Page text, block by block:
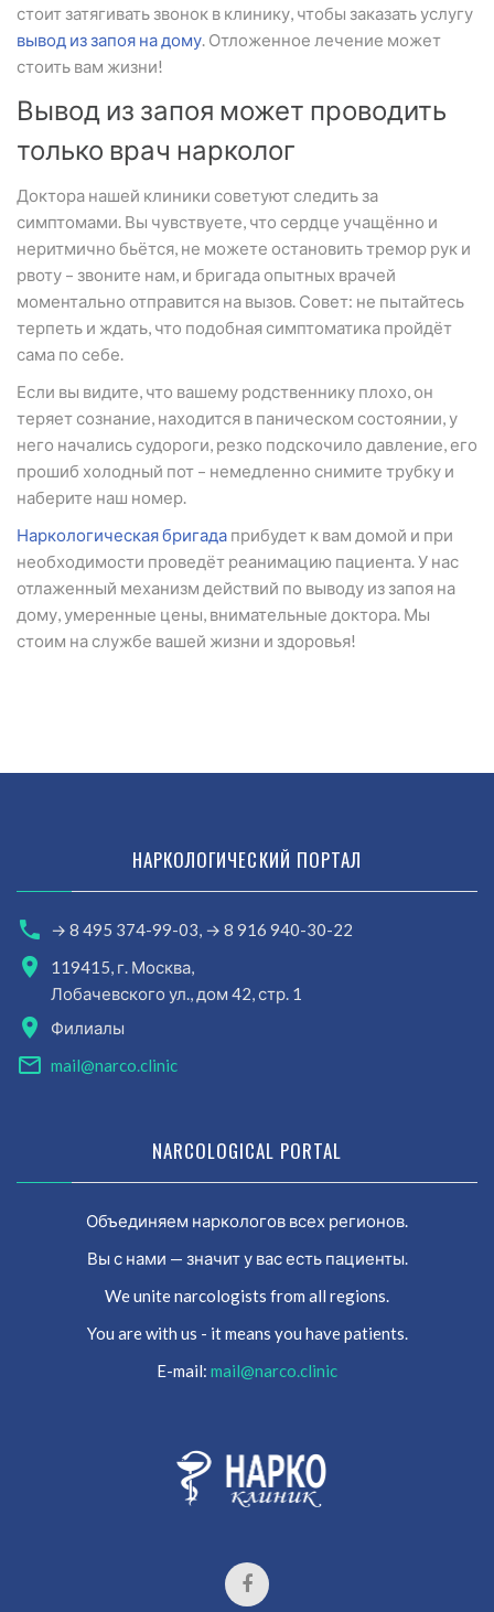
стоит затягивать звонок в клинику, чтобы заказать услугу
вывод из запоя на дому. Отложенное лечение может
стоить вам жизни!
Вывод из запоя может проводить
только врач нарколог
Доктора нашей клиники советуют следить за
симптомами. Вы чувствуете, что сердце учащённо и
неритмично бьётся, не можете остановить тремор рук и
рвоту – звоните нам, и бригада опытных врачей
моментально отправится на вызов. Совет: не пытайтесь
терпеть и ждать, что подобная симптоматика пройдёт
сама по себе.
Если вы видите, что вашему родственнику плохо, он
теряет сознание, находится в паническом состоянии, у
него начались судороги, резко подскочило давление, его
прошиб холодный пот – немедленно снимите трубку и
наберите наш номер.
Наркологическая бригада прибудет к вам домой и при
необходимости проведёт реанимацию пациента. У нас
отлаженный механизм действий по выводу из запоя на
дому, умеренные цены, внимательные доктора. Мы
стоим на службе вашей жизни и здоровья!
НАРКОЛОГИЧЕСКИЙ ПОРТАЛ
→ 8 495 374-99-03, → 8 916 940-30-22
119415, г. Москва,
Лобачевского ул., дом 42, стр. 1
Филиалы
mail@narco.clinic
NARCOLOGICAL PORTAL
Объединяем наркологов всех регионов.
Вы с нами — значит у вас есть пациенты.
We unite narcologists from all regions.
You are with us - it means you have patients.
E-mail: mail@narco.clinic